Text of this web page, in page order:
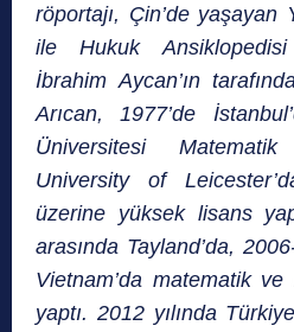
röportajı, Çin’de yaşayan
ile Hukuk
İbrahim Aycan’ın
Arıcan, 1977’de
Üniversitesi
University of
üzerine yüksek lisans
arasında Tayland’da,
Vietnam’da matematik
yaptı. 2012 yılında